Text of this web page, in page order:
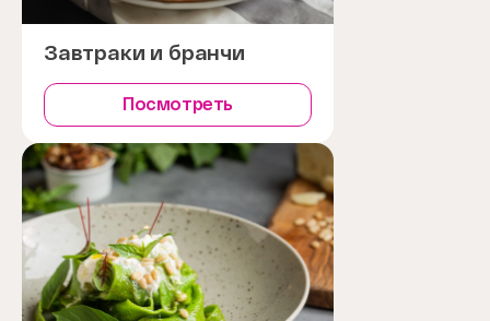
Завтраки и бранчи
Посмотреть